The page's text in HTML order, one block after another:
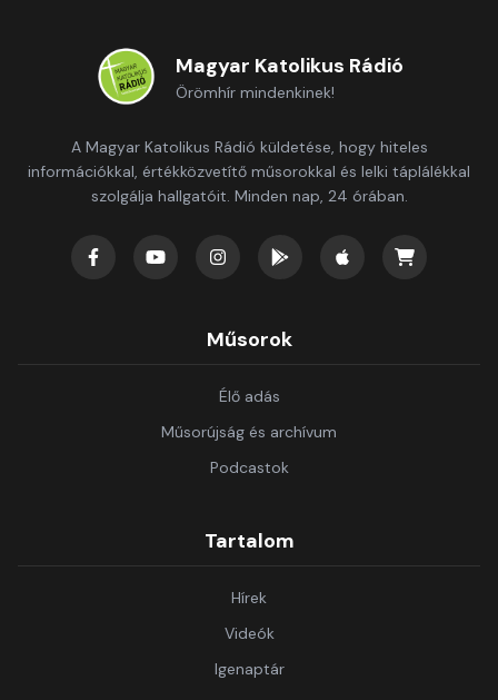
Magyar Katolikus Rádió
Örömhír mindenkinek!
A Magyar Katolikus Rádió küldetése, hogy hiteles
információkkal, értékközvetítő műsorokkal és lelki táplálékkal
szolgálja hallgatóit. Minden nap, 24 órában.
Műsorok
Élő adás
Műsorújság és archívum
Podcastok
Tartalom
Hírek
Videók
Igenaptár